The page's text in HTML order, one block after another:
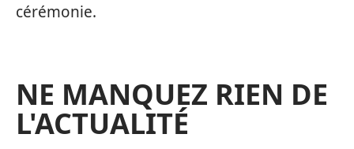
cérémonie.
NE MANQUEZ RIEN DE
L'ACTUALITÉ